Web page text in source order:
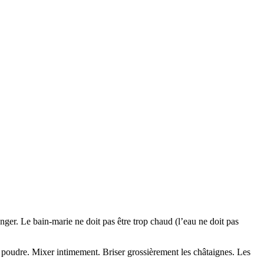
Le bain-marie ne doit pas être trop chaud (l’eau ne doit pas
Mixer intimement. Briser grossièrement les châtaignes. Les